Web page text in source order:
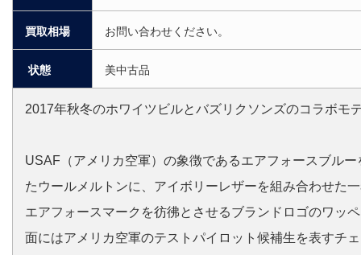
買取相場 お問い合わせください。
状態 美中古品
2017年秋冬のホワイツビルとバズリクソンズのコラボモ
USAF（アメリカ空軍）の象徴であるエアフォースブルー
たウールメルトンに、アイボリーレザーを組み合わせた
エアフォースマークを彷彿とさせるブランドロゴのワッ
面にはアメリカ空軍のテストパイロット候補生を表すチ